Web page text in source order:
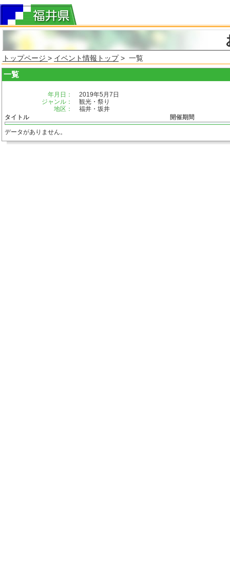
トップページ > イベント情報トップ> 一覧
一覧
年月日：
2019年5月7日
ジャンル：
観光・祭り
地区：
福井・坂井
タイトル
開催期間
データがありません。